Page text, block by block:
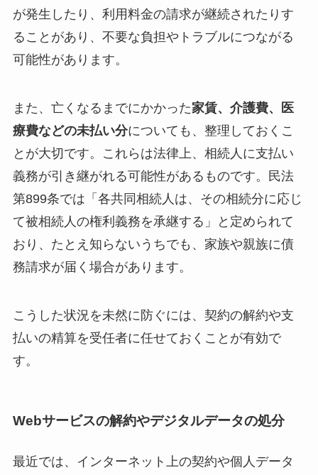
が発生したり、利用料金の請求が継続されたりす
ることがあり、不要な負担やトラブルにつながる
可能性があります。
また、亡くなるまでにかかった家賃、介護費、医
療費などの未払い分についても、整理しておくこ
とが大切です。これらは法律上、相続人に支払い
義務が引き継がれる可能性があるものです。民法
第899条では「各共同相続人は、その相続分に応じ
て被相続人の権利義務を承継する」と定められて
おり、たとえ知らないうちでも、家族や親族に債
務請求が届く場合があります。
こうした状況を未然に防ぐには、契約の解約や支
払いの精算を受任者に任せておくことが有効で
す。
Webサービスの解約やデジタルデータの処分
最近では、インターネット上の契約や個人データ